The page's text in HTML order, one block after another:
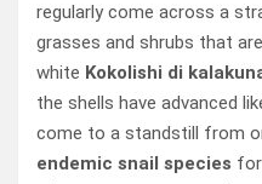
regularly come across a
grasses and shrubs that
white Kokolishi di
the shells have advanced
come to a standstill from
endemic snail species